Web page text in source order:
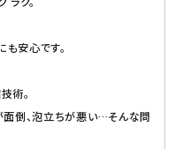
安心です。
術。
面倒、泡立ちが悪い…そんな問